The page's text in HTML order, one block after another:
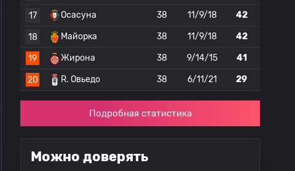
17 Осасуна 38 11/9/18 42
18 Майорка 38 11/9/18 42
19 Жирона 38 9/14/15 41
20 R. Овьедо 38 6/11/21 29
Подробная статистика
Можно доверять